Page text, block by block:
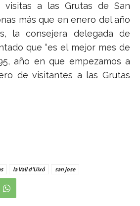
visitas a las Grutas de San
más que en enero del año
la consejera delegada de
que “es el mejor mes de
año en que empezamos a
de visitantes a las Grutas
la Vall d'Uixó san jose